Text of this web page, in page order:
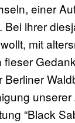
einer
ihrer
mit
“Black